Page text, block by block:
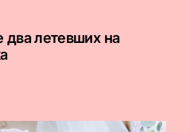
летевших на